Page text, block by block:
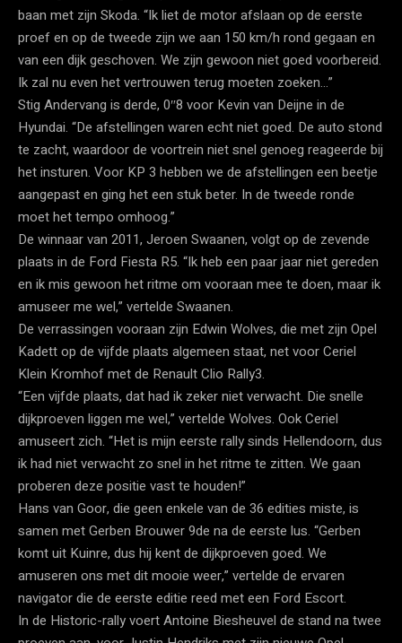
baan met zijn Skoda. “Ik liet de motor afslaan op de eerste
proef en op de tweede zijn we aan 150 km/h rond gegaan en
van een dijk geschoven. We zijn gewoon niet goed voorbereid.
Ik zal nu even het vertrouwen terug moeten zoeken…”
Stig Andervang is derde, 0″8 voor Kevin van Deijne in de
Hyundai. “De afstellingen waren echt niet goed. De auto stond
te zacht, waardoor de voortrein niet snel genoeg reageerde bij
het insturen. Voor KP 3 hebben we de afstellingen een beetje
aangepast en ging het een stuk beter. In de tweede ronde
moet het tempo omhoog.”
De winnaar van 2011, Jeroen Swaanen, volgt op de zevende
plaats in de Ford Fiesta R5. “Ik heb een paar jaar niet gereden
en ik mis gewoon het ritme om vooraan mee te doen, maar ik
amuseer me wel,” vertelde Swaanen.
De verrassingen vooraan zijn Edwin Wolves, die met zijn Opel
Kadett op de vijfde plaats algemeen staat, net voor Ceriel
Klein Kromhof met de Renault Clio Rally3.
“Een vijfde plaats, dat had ik zeker niet verwacht. Die snelle
dijkproeven liggen me wel,” vertelde Wolves. Ook Ceriel
amuseert zich. “Het is mijn eerste rally sinds Hellendoorn, dus
ik had niet verwacht zo snel in het ritme te zitten. We gaan
proberen deze positie vast te houden!”
Hans van Goor, die geen enkele van de 36 edities miste, is
samen met Gerben Brouwer 9de na de eerste lus. “Gerben
komt uit Kuinre, dus hij kent de dijkproeven goed. We
amuseren ons met dit mooie weer,” vertelde de ervaren
navigator die de eerste editie reed met een Ford Escort.
In de Historic-rally voert Antoine Biesheuvel de stand na twee